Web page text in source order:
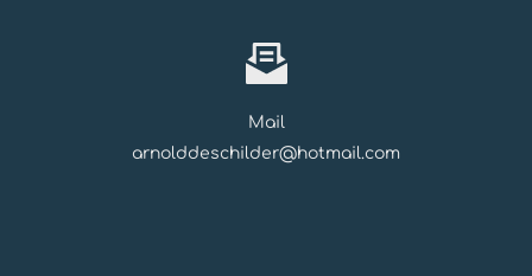
Mail
arnolddeschilder@hotmail.com